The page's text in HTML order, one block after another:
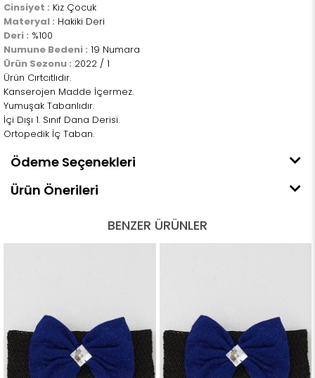
Cinsiyet : Kız Çocuk
Materyal : Hakiki Deri
Deri : %100
Numune Bedeni : 19 Numara
Ürün Sezonu : 2022 / 1
Ürün Cırtcıtlıdır.
Kanserojen Madde İçermez.
Yumuşak Tabanlıdır.
İçi Dışı 1. Sınıf Dana Derisi.
Ortopedik İç Taban.
Ödeme Seçenekleri
Ürün Önerileri
BENZER ÜRÜNLER